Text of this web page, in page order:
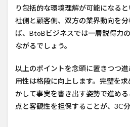
り包括的な環境理解が可能になる
社側と顧客側、双方の業界動向を
ば、BtoBビジネスでは一層説得力
ながるでしょう。
以上のポイントを念頭に置きつつ
用性は格段に向上します。完璧を
かして事実を書き出す姿勢で進め
点と客観性を担保することが、3C